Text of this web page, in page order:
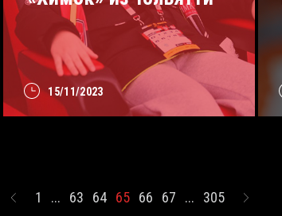
15/11/2023
1 ... 63 64 65 66 67 ... 305